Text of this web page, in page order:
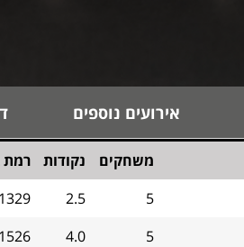
אירועים נוספים
משחקים נקודות רמת
5
2.5
1329
5
4.0
1526